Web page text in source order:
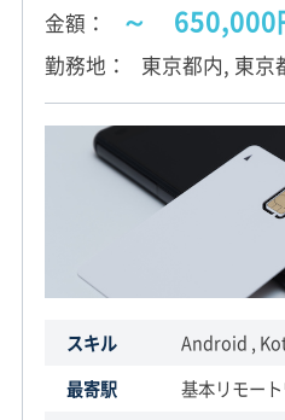
金額 ～ 650,000
勤務地 東京都内, 東京
スキル
Android ,
最寄駅
基本リモー